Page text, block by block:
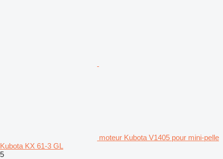
moteur Kubota V1405 pour mini-pelle
Kubota KX 61-3 GL
5